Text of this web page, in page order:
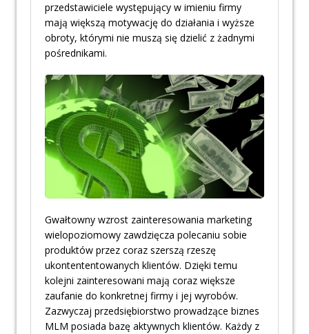
przedstawiciele występujący w imieniu firmy
mają większą motywację do działania i wyższe
obroty, którymi nie muszą się dzielić z żadnymi
pośrednikami.
Gwałtowny wzrost zainteresowania marketing
wielopoziomowy zawdzięcza polecaniu sobie
produktów przez coraz szerszą rzeszę
ukontententowanych klientów. Dzięki temu
kolejni zainteresowani mają coraz większe
zaufanie do konkretnej firmy i jej wyrobów.
Zazwyczaj przedsiębiorstwo prowadzące biznes
MLM posiada bazę aktywnych klientów. Każdy z